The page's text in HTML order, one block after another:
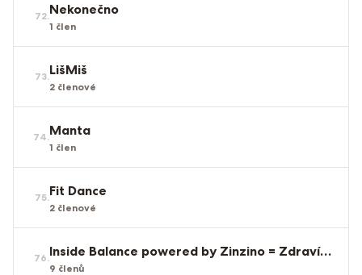
72.Nekonečno
1 člen
73.LišMiš
2 členové
74.Manta
1 člen
75.Fit Dance
2 členové
76. Inside Balance powered by Zinzino = Zdraví zevnitř
9 členů